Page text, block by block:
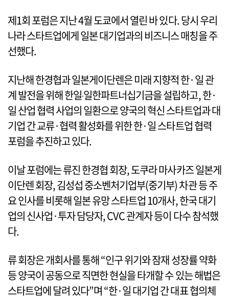
제1회 포럼은 지난 4월 도쿄에서 열린 바 있다. 당시 우리
나라 스타트업에게 일본 대기업과의 비즈니스 매칭을 주
선했다.
지난해 한경협과 일본게이단렌은 미래 지향적 한·일 관
계 발전을 위해 한일‧일한파트너십기금을 설립하고, 한·
일 산업 협력 사업의 일환으로 양국의 혁신 스타트업과 대
기업 간 교류·협력 활성화를 위한 한·일 스타트업 협력
포럼을 추진하고 있다.
이날 포럼에는 류진 한경협 회장, 도쿠라 마사카즈 일본게
이단렌 회장, 김성섭 중소벤처기업부(중기부) 차관 등 주
요 인사를 비롯해 일본 유망 스타트업 10개사, 한국 대기
업의 신사업·투자 담당자, CVC 관계자 등이 다수 참석했
다.
류 회장은 개회사를 통해 “인구 위기와 잠재 성장률 약화
등 양국이 공동으로 직면한 현실을 타개할 수 있는 해법은
스타트업에 달려 있다”며 “한·일 대기업 간 대표 협의체